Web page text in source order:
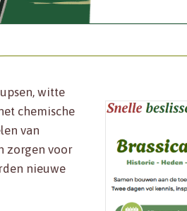
witte
chemische
van
zorgen voor
nieuwe